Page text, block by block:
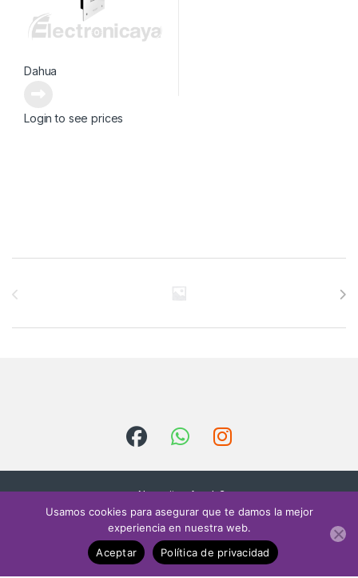
Dahua
Login to see prices
¿Necesitas Ayuda?
Escríbenos
contacto@sielectr
onica.com
Usamos cookies para asegurar que te damos la mejor
experiencia en nuestra web.
Aceptar
Política de privacidad